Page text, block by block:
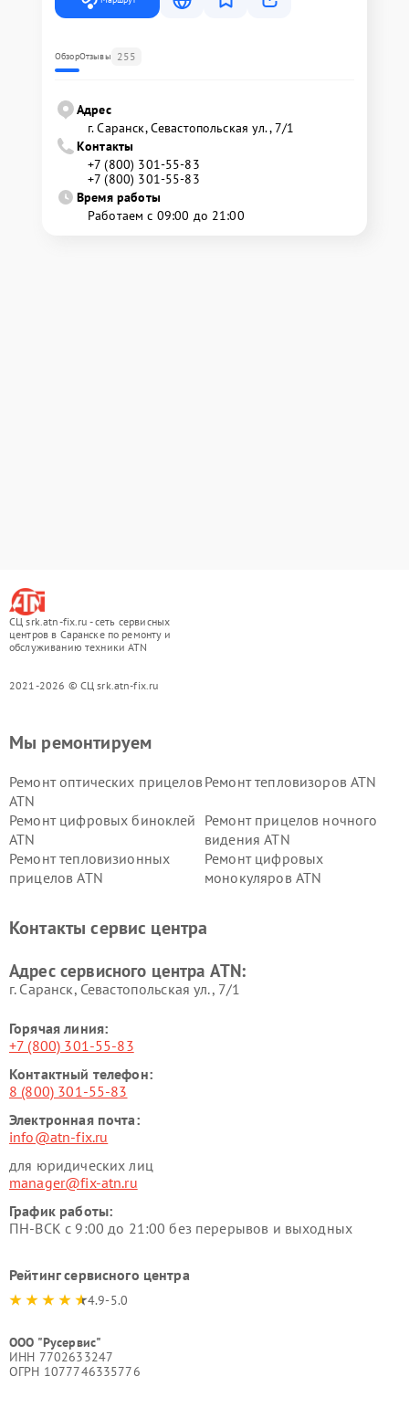
ОбзорОтзывы 255
Адрес
г. Саранск, Севастопольская ул., 7/1
Контакты
+7 (800) 301-55-83
+7 (800) 301-55-83
Время работы
Работаем с 09:00 до 21:00
СЦ srk.atn-fix.ru - сеть сервисных
центров в Саранске по ремонту и
обслуживанию техники ATN
2021-2026 © СЦ srk.atn-fix.ru
Мы ремонтируем
Ремонт оптических прицелов
ATN
Ремонт тепловизоров ATN
Ремонт цифровых биноклей
ATN
Ремонт прицелов ночного
видения ATN
Ремонт тепловизионных
прицелов ATN
Ремонт цифровых
монокуляров ATN
Контакты сервис центра
Адрес сервисного центра ATN:
г. Саранск, Севастопольская ул., 7/1
Горячая линия:
+7 (800) 301-55-83
Контактный телефон:
8 (800) 301-55-83
Электронная почта:
info@atn-fix.ru
для юридических лиц
manager@fix-atn.ru
График работы:
ПН-ВСК с 9:00 до 21:00 без перерывов и выходных
Рейтинг сервисного центра
4.9-5.0
ООО "Русервис"
ИНН 7702633247
ОГРН 1077746335776